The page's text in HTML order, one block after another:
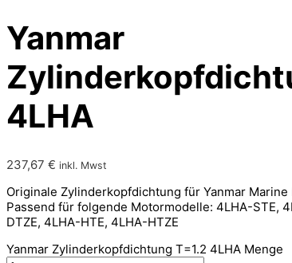
Yanmar
4LHA
237,67 € inkl. Mwst
Originale Zylinderkopfdichtung für Yanmar Marine
Passend für folgende Motormodelle: 4LHA-STE,
DTZE, 4LHA-HTE, 4LHA-HTZE
Yanmar Zylinderkopfdichtung T=1.2 4LHA Menge